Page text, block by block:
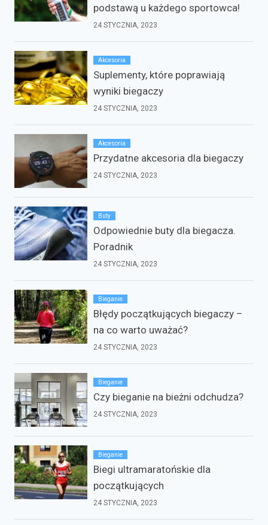
podstawą u każdego sportowca!
24 STYCZNIA, 2023
Akcesoria
Suplementy, które poprawiają
wyniki biegaczy
24 STYCZNIA, 2023
Akcesoria
Przydatne akcesoria dla biegaczy
24 STYCZNIA, 2023
Buty
Odpowiednie buty dla biegacza.
Poradnik
24 STYCZNIA, 2023
Bieganie
Błędy początkujących biegaczy –
na co warto uważać?
24 STYCZNIA, 2023
Bieganie
Czy bieganie na bieżni odchudza?
24 STYCZNIA, 2023
Bieganie
Biegi ultramaratońskie dla
początkujących
24 STYCZNIA, 2023